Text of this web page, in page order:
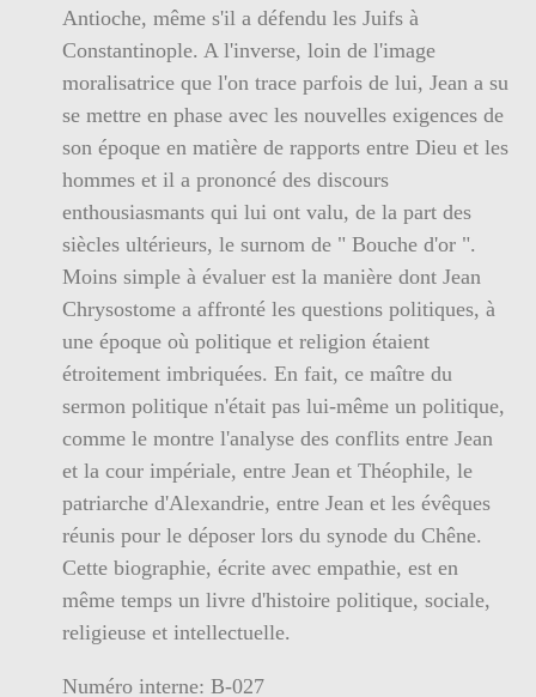
Antioche, même s'il a défendu les Juifs à
Constantinople. A l'inverse, loin de l'image
moralisatrice que l'on trace parfois de lui, Jean a su
se mettre en phase avec les nouvelles exigences de
son époque en matière de rapports entre Dieu et les
hommes et il a prononcé des discours
enthousiasmants qui lui ont valu, de la part des
siècles ultérieurs, le surnom de " Bouche d'or ".
Moins simple à évaluer est la manière dont Jean
Chrysostome a affronté les questions politiques, à
une époque où politique et religion étaient
étroitement imbriquées. En fait, ce maître du
sermon politique n'était pas lui-même un politique,
comme le montre l'analyse des conflits entre Jean
et la cour impériale, entre Jean et Théophile, le
patriarche d'Alexandrie, entre Jean et les évêques
réunis pour le déposer lors du synode du Chêne.
Cette biographie, écrite avec empathie, est en
même temps un livre d'histoire politique, sociale,
religieuse et intellectuelle.
Numéro interne: B-027